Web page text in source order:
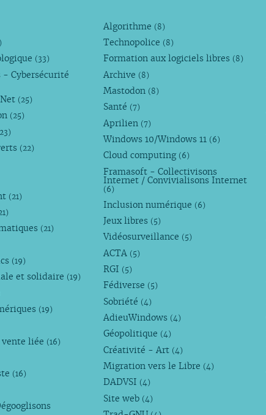
(33)
- Cybersécurité
(25)
(25)
(22)
(21)
(21)
(19)
et solidaire (19)
(19)
liée (16)
(16)
Algorithme (8)
Technopolice (8)
Formation aux logiciels libres (8)
Archive (8)
Mastodon (8)
Santé (7)
Aprilien (7)
Windows 10/Windows 11 (6)
Cloud computing (6)
Framasoft - Collectivisons
Internet / Convivialisons Internet
(6)
Inclusion numérique (6)
Jeux libres (5)
Vidéosurveillance (5)
ACTA (5)
RGI (5)
Fédiverse (5)
Sobriété (4)
AdieuWindows (4)
Géopolitique (4)
Créativité - Art (4)
Migration vers le Libre (4)
DADVSI (4)
Site web (4)